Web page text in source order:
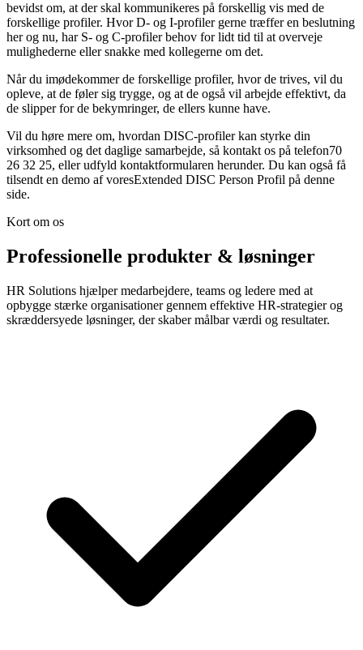
bevidst om, at der skal kommunikeres på forskellig vis med de
forskellige profiler. Hvor D- og I-profiler gerne træffer en beslutning
her og nu, har S- og C-profiler behov for lidt tid til at overveje
mulighederne eller snakke med kollegerne om det.
Når du imødekommer de forskellige profiler, hvor de trives, vil du
opleve, at de føler sig trygge, og at de også vil arbejde effektivt, da
de slipper for de bekymringer, de ellers kunne have.
Vil du høre mere om, hvordan DISC-profiler kan styrke din
virksomhed og det daglige samarbejde, så kontakt os på telefon70
26 32 25, eller udfyld kontaktformularen herunder. Du kan også få
tilsendt en demo af voresExtended DISC Person Profil på denne
side.
Kort om os
Professionelle produkter & løsninger
HR Solutions hjælper medarbejdere, teams og ledere med at
opbygge stærke organisationer gennem effektive HR-strategier og
skræddersyede løsninger, der skaber målbar værdi og resultater.